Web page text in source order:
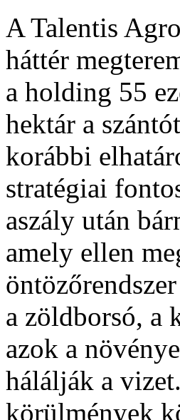
A Talentis
háttér
a holding 55
hektár a
korábbi
stratégiai
aszály után
amely ellen
a zöldborsó, a
azok a
hálálják a
körülmények